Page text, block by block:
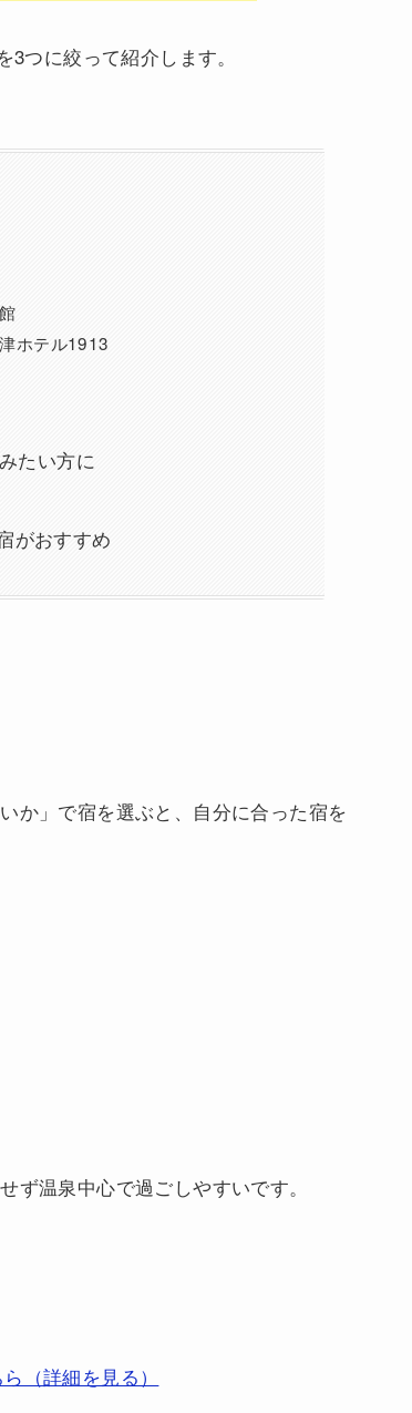
つに絞って紹介します。
ホテル1913
たい方に
がおすすめ
か」で宿を選ぶと、自分に合った宿を
温泉中心で過ごしやすいです。
（詳細を見る）